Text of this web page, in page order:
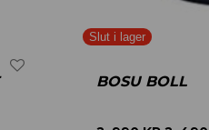
BOSU BOLL